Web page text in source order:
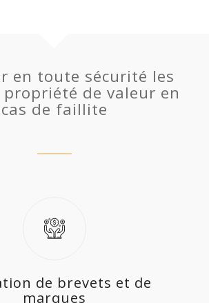
en toute sécurité les
de valeur en
cas de faillite
de brevets et de
marques